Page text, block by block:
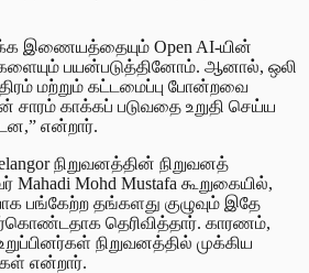
இணையத்தையும் Open AI-யின்
பயன்படுத்தினோம். ஆனால், ஒலி
மற்றும் கட்டமைப்பு போன்றவை
சாரம் காக்கப் படுவதை உறுதி செய்ய
என்றார்.
நிறுவனத்தின் நிறுவனத்
Mohd Mustafa கூறுகையில்,
பங்கேற்ற தங்களது குழுவும் இதே
தெரிவித்தார். காரணம்,
நிறுவனத்தில் முக்கிய
என்றார்.